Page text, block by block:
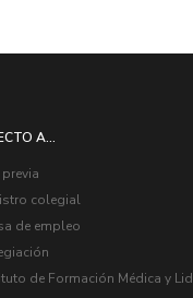
A...
colegial
de empleo
de Formación Médica y